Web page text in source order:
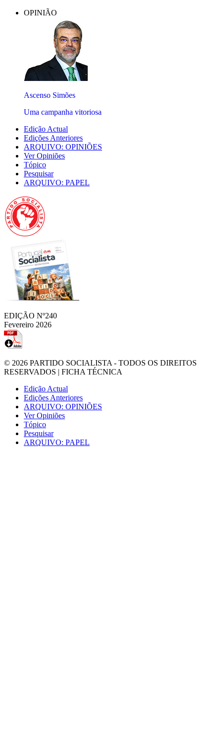
OPINIÃO
Ascenso Simões
Uma campanha vitoriosa
Edição Actual
Edições Anteriores
ARQUIVO: OPINIÕES
Ver Opiniões
Tópico
Pesquisar
ARQUIVO: PAPEL
EDIÇÃO Nº240
Fevereiro 2026
© 2026 PARTIDO SOCIALISTA - TODOS OS DIREITOS
RESERVADOS | FICHA TÉCNICA
Edição Actual
Edições Anteriores
ARQUIVO: OPINIÕES
Ver Opiniões
Tópico
Pesquisar
ARQUIVO: PAPEL